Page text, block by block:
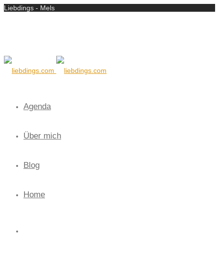
Liebdings - Mels
Agenda
Über mich
Blog
Home